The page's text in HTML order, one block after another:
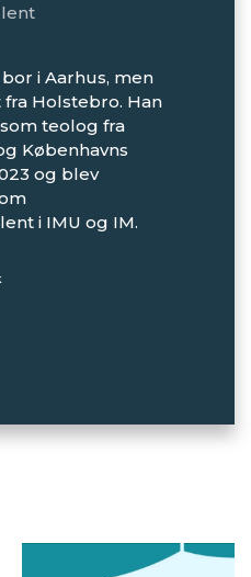
i Aarhus, men
Holstebro. Han
teolog fra
Københavns
og blev
i IMU og IM.